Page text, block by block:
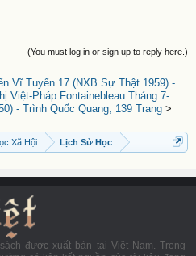
(You must log in or sign up to reply here.)
Vĩ Tuyến 17 (NXB Sự Thật 1959) -
Việt-Pháp Fontainebleau Tháng 7-
- Trình Quốc Quang, 139 Trang>
Xã Hội Lịch Sử Học
được xuất bản tại Việt Nam. Trong